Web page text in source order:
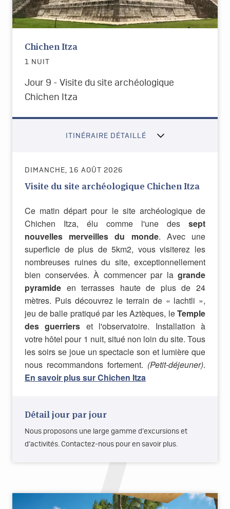
Chichen Itza
1 NUIT
Jour 9 - Visite du site archéologique
Chichen Itza
ITINÉRAIRE DÉTAILLÉ
DIMANCHE, 16 AOÛT 2026
Visite du site archéologique Chichen Itza
Ce matin départ pour le site archéologique de
Chichen Itza, élu comme l'une des sept
nouvelles merveilles du monde. Avec une
superficie de plus de 5km2, vous visiterez les
nombreuses ruines du site, exceptionnellement
bien conservées. À commencer par la grande
pyramide en terrasses haute de plus de 24
mètres. Puis découvrez le terrain de « lachtli »,
jeu de balle pratiqué par les Aztèques, leTemple
des guerriers et l'observatoire. Installation à
votre hôtel pour 1 nuit, situé non loin du site. Tous
les soirs se joue un spectacle son et lumière que
nous recommandons fortement. (Petit-déjeuner).
En savoir plus sur Chichen Itza
Détail jour par jour
Nous proposons une large gamme d’excursions et
d’activités. Contactez-nous pour en savoir plus.